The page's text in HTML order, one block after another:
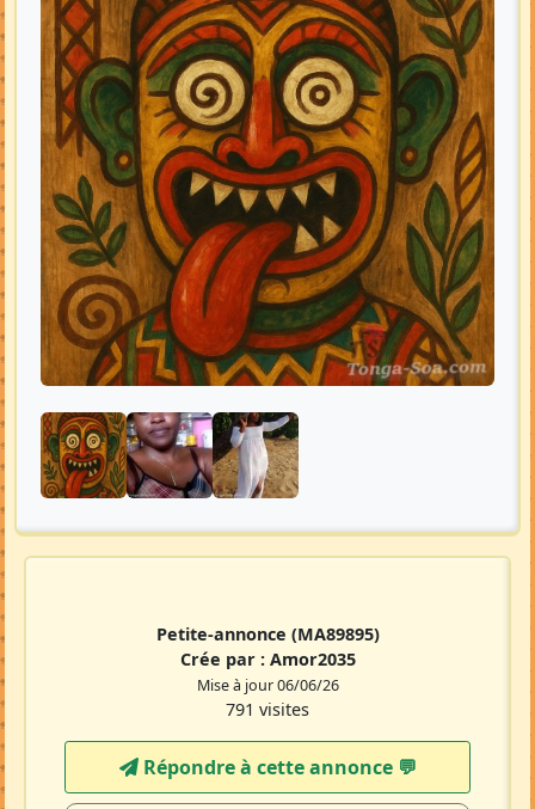
Petite-annonce (MA89895)
Crée par : Amor2035
Mise à jour 06/06/26
791 visites
Répondre à cette annonce 💬​